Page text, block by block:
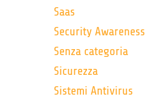
Saas
Security Awareness
Senza categoria
Sicurezza
Sistemi Antivirus